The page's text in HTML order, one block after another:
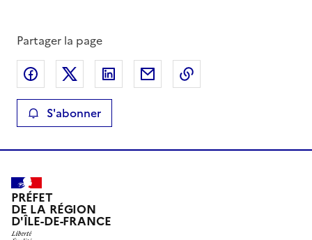
Partager la page
Partager sur Facebook
Partager sur XPartager sur LinkedIn
Partager par email
S'abonner
PRÉFET
DE LA RÉGION
D'ÎLE-DE-FRANCE